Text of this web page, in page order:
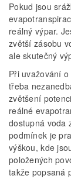
Pokud jsou
reálný výpar.
zvětší zásobu
ale skutečný
Při uvažování
třeba
zvětšení
reálné
dostupná voda
podmínek je
výškou, kde
položených
takže popsaná